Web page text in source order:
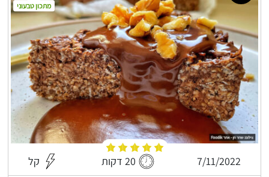
7/11/2022 20 דקות קל
מתכון טבעוני